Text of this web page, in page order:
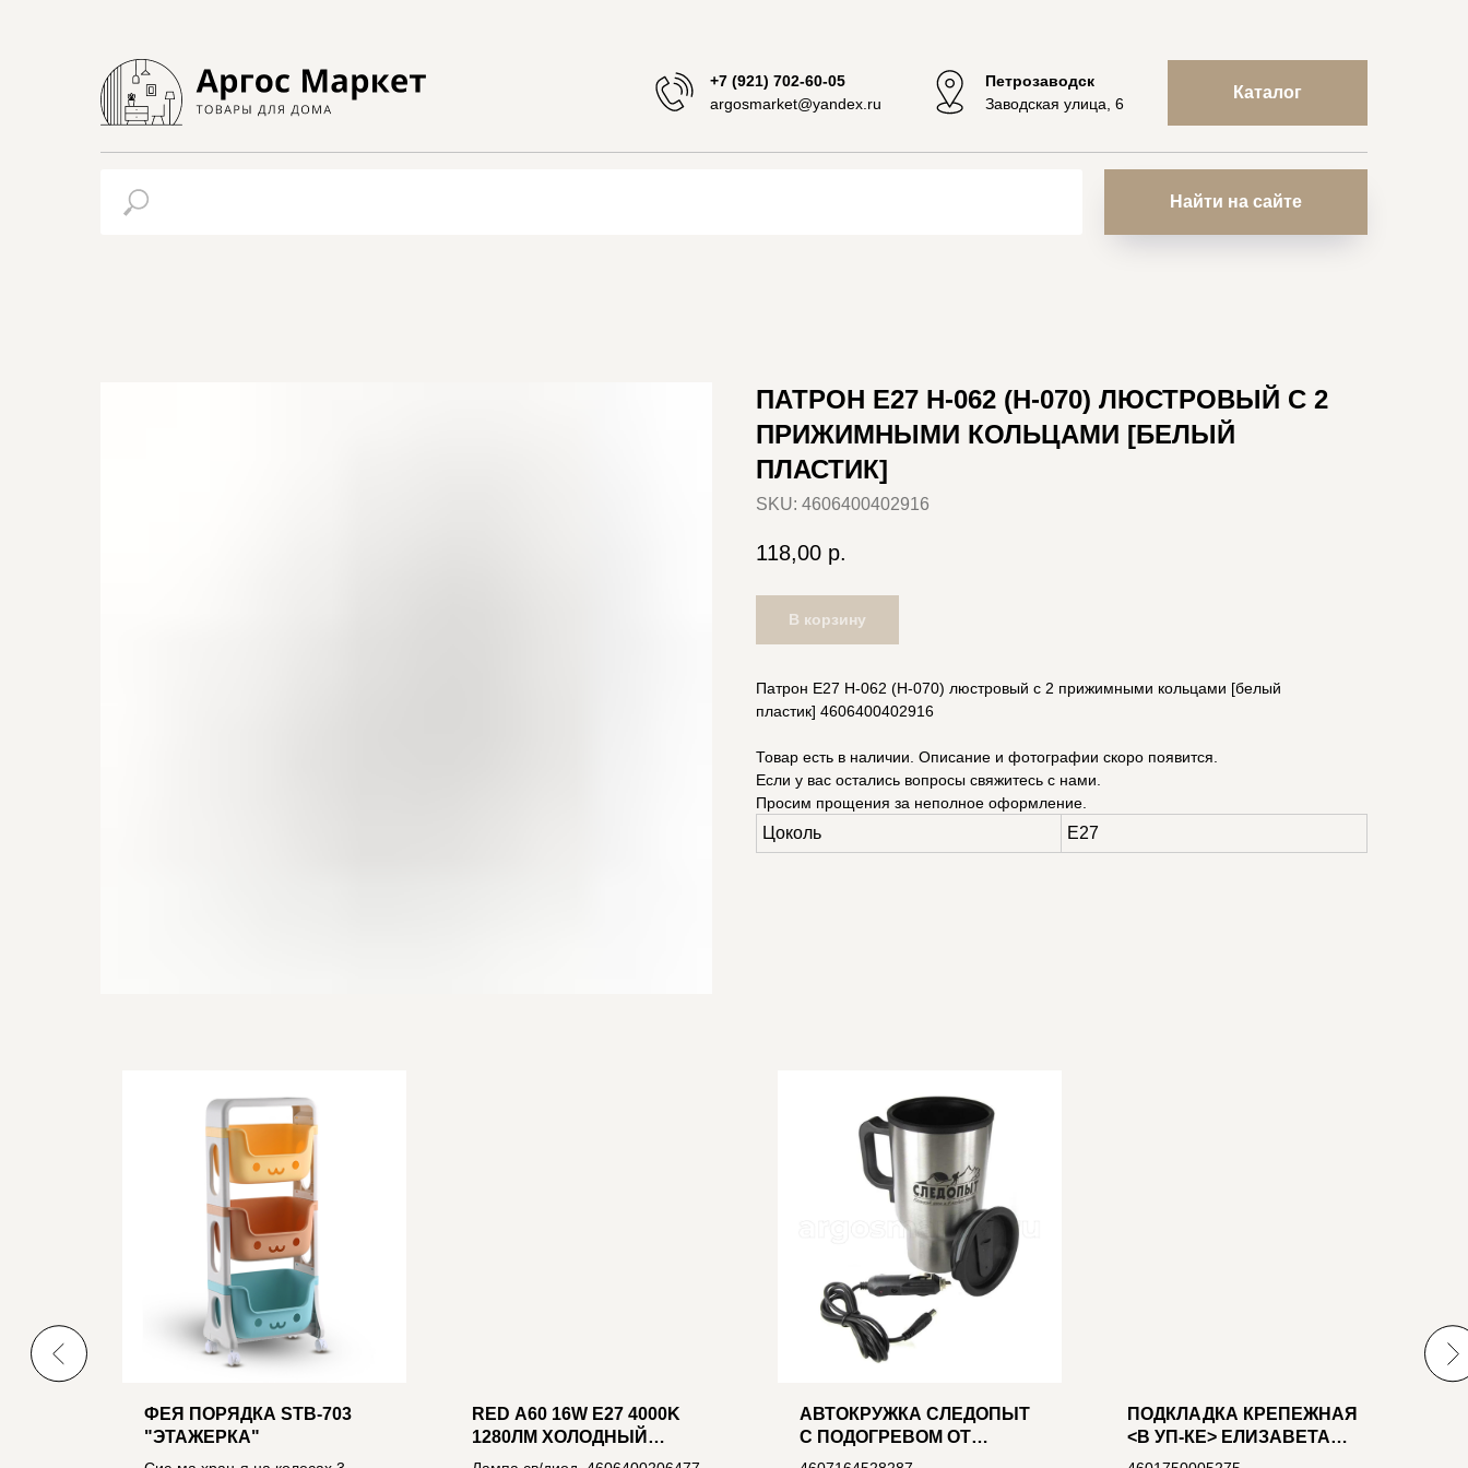
+7 (921) 702-60-05
argosmarket@yandex.ru
Петрозаводск
Заводская улица, 6
Каталог
Найти на сайте
ПАТРОН E27 Н-062 (Н-070) ЛЮСТРОВЫЙ С 2
ПРИЖИМНЫМИ КОЛЬЦАМИ [БЕЛЫЙ
ПЛАСТИК]
SKU: 4606400402916
118,00 р.
В корзину
Патрон E27 Н-062 (Н-070) люстровый с 2 прижимными кольцами [белый
пластик] 4606400402916
Товар есть в наличии. Описание и фотографии скоро появится.
Если у вас остались вопросы свяжитесь с нами.
Просим прощения за неполное оформление.
Цоколь E27
ФЕЯ ПОРЯДКА STB-703
"ЭТАЖЕРКА"
RED A60 16W E27 4000K
1280ЛМ ХОЛОДНЫЙ
БЕЛЫЙ СВЕТ ГРУША
АВТОКРУЖКА СЛЕДОПЫТ
С ПОДОГРЕВОМ ОТ
ПРИКУРИВАТЕЛЯ
ПОДКЛАДКА КРЕПЕЖНАЯ
<В УП-КЕ> ЕЛИЗАВЕТА
ПК2-Е ДВУХМЕСТНАЯ